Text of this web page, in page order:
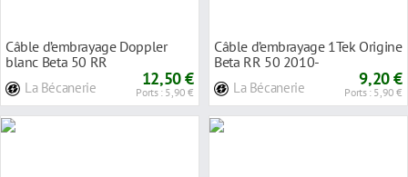
Câble d’embrayage Doppler
blanc Beta 50 RR
La Bécanerie 12,50 €
Ports : 5,90 €
Câble d’embrayage 1Tek Origine
Beta RR 50 2010-
La Bécanerie 9,20 €
Ports : 5,90 €